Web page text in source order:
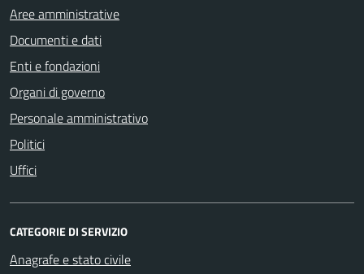
Aree amministrative
Documenti e dati
Enti e fondazioni
Organi di governo
Personale amministrativo
Politici
Uffici
CATEGORIE DI SERVIZIO
Anagrafe e stato civile